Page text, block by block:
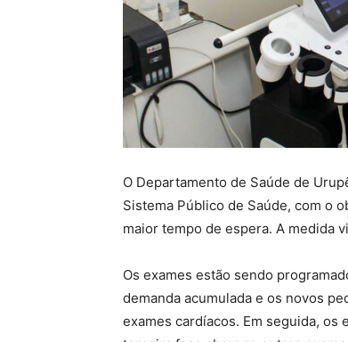
O Departamento de Saúde de
Sistema Público de Saúde, com o
maior tempo de espera. A medida
Os exames estão sendo
demanda acumulada e os novos
exames cardíacos. Em seguida,